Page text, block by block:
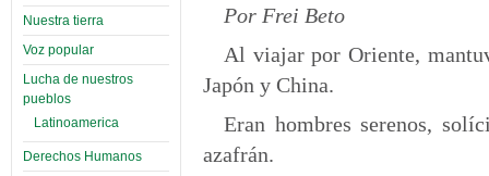
Nuestra tierra
Voz popular
Lucha de nuestros
pueblos
Latinoamerica
Derechos Humanos
Por Frei Beto
Al viajar por Oriente,
Japón y China.
Eran hombres serenos,
azafrán.